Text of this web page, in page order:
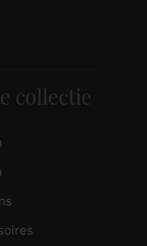
collectie